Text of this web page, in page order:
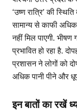
‘उष्ण रात्रि’ की
सामान्य से काफी अधिक
नहीं मिल पाएगी.
प्रभावित हो रहा है.
प्रशासन ने लोगों को
अधिक पानी पीने और
इन बातों का रखें